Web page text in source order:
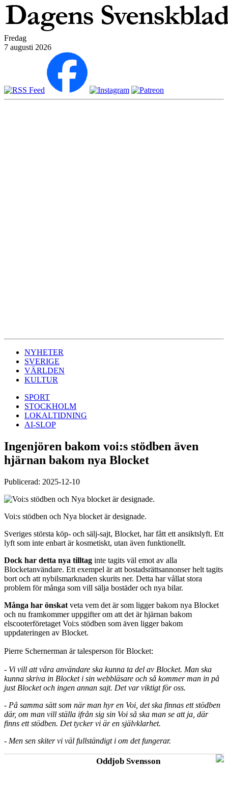
Fredag
7 augusti 2026
NYHETER
SVERIGE
VÄRLDEN
KULTUR
SPORT
STOCKHOLM
LOKALTIDNING
AI-SLOP
Ingenjören bakom voi:s stödben även
hjärnan bakom nya Blocket
Publicerad: 2025-12-10
Voi:s stödben och Nya blocket är designade.
Sveriges största köp- och sälj-sajt, Blocket, har fått ett ansiktslyft. Ett
lyft som inte enbart är kosmetiskt, utan även funktionellt.
Dock har detta nya tilltag inte tagits väl emot av alla
Blocketanvändare. Ett exempel är att bostadsrättsannonser helt tagits
bort och att nybilsmarknaden skurits ner. Detta har vållat stora
problem för många som vill sälja bostäder och nya bilar.
Många har önskat veta vem det är som ligger bakom nya Blocket
och nu framkommer uppgifter om att det är hjärnan bakom
elscooterföretaget Voi:s stödben som även ligger bakom
uppdateringen av Blocket.
Pierre Schernerman är talesperson för Blocket:
- Vi vill att våra användare ska kunna ta del av Blocket. Man ska
kunna skriva in Blocket i sin webbläsare och så kommer man in på
just Blocket och ingen annan sajt. Det var viktigt för oss.
- På samma sätt som när man hyr en Voi, det ska finnas ett stödben
där, om man vill ställa ifrån sig sin Voi så ska man se att ja, där
finns ett stödben. Det tycker vi är en självklarhet.
- Men sen skiter vi väl fullständigt i om det fungerar.
Oddjob Svensson